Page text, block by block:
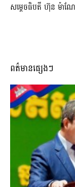
សម្តេចធិបតី ហ៊ុន ម៉ាណ
ពត៌មានផ្សេងៗ